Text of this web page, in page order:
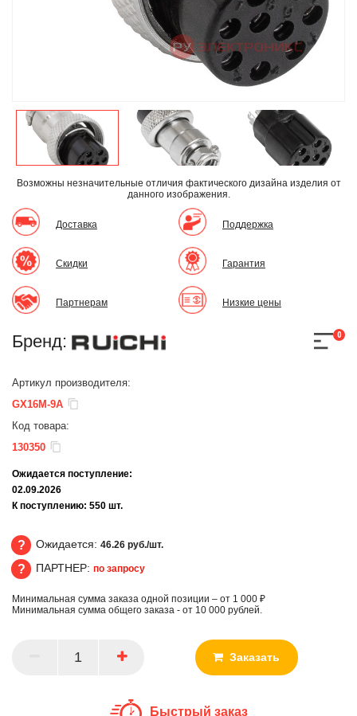
Возможны незначительные отличия фактического дизайна изделия от
данного изображения.
Доставка
Скидки
Партнерам
Поддержка
Гарантия
Низкие цены
Бренд: 0
Артикул производителя:
GX16M-9A
Код товара:
130350
Ожидается поступление:
02.09.2026
К поступлению: 550 шт.
Ожидается
Ожидается: 46.26 руб./шт.
ПАРТНЕР
ПАРТНЕР: по запросу
Минимальная сумма заказа одной позиции – от 1 000 ₽
Минимальная сумма общего заказа - от 10 000 рублей.
Заказать
Быстрый заказ